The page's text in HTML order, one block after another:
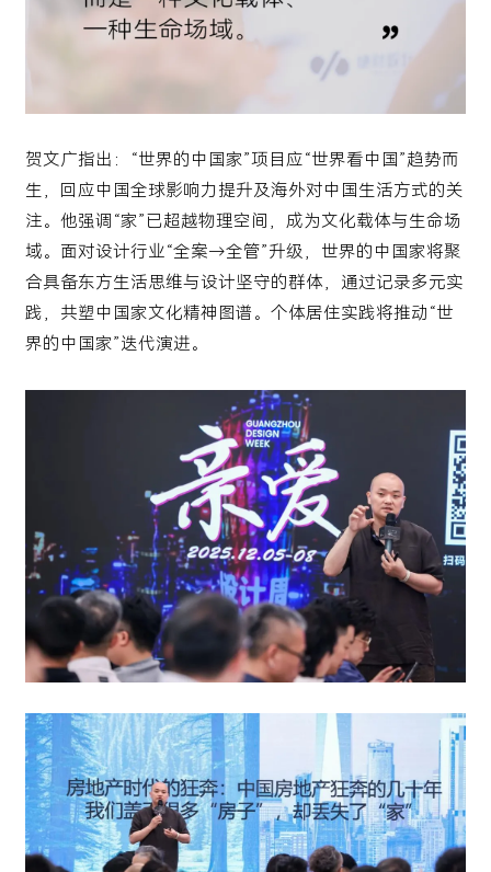
贺文广指出：“世界的中国家”项目应“世界看中国”趋势而
生，回应中国全球影响力提升及海外对中国生活方式的关
注。他强调“家”已超越物理空间，成为文化载体与生命场
域。面对设计行业“全案→全管”升级，世界的中国家将聚
合具备东方生活思维与设计坚守的群体，通过记录多元实
践，共塑中国家文化精神图谱。个体居住实践将推动“世
界的中国家”迭代演进。